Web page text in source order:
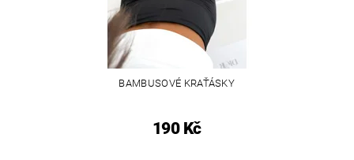
BAMBUSOVÉ KRAŤÁSKY
190 Kč